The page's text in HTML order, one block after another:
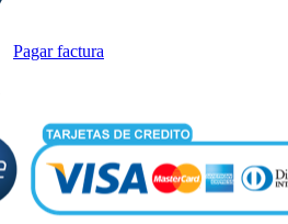
Pagar factura